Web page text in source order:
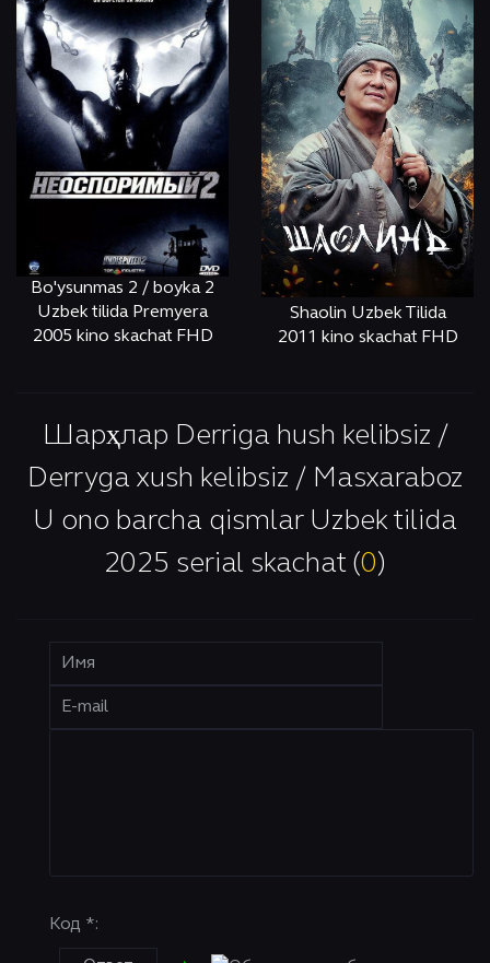
Bo'ysunmas 2 / boyka 2
Uzbek tilida Premyera
2005 kino skachat FHD
Shaolin Uzbek Tilida
2011 kino skachat FHD
Шарҳлар Derriga hush kelibsiz /
Derryga xush kelibsiz / Masxaraboz
U ono barcha qismlar Uzbek tilida
2025 serial skachat (0 )
Код *: